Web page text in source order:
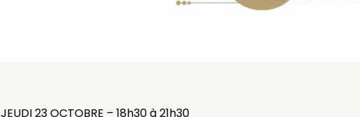
JEUDI 23 OCTOBRE – 18h30 à 21h30